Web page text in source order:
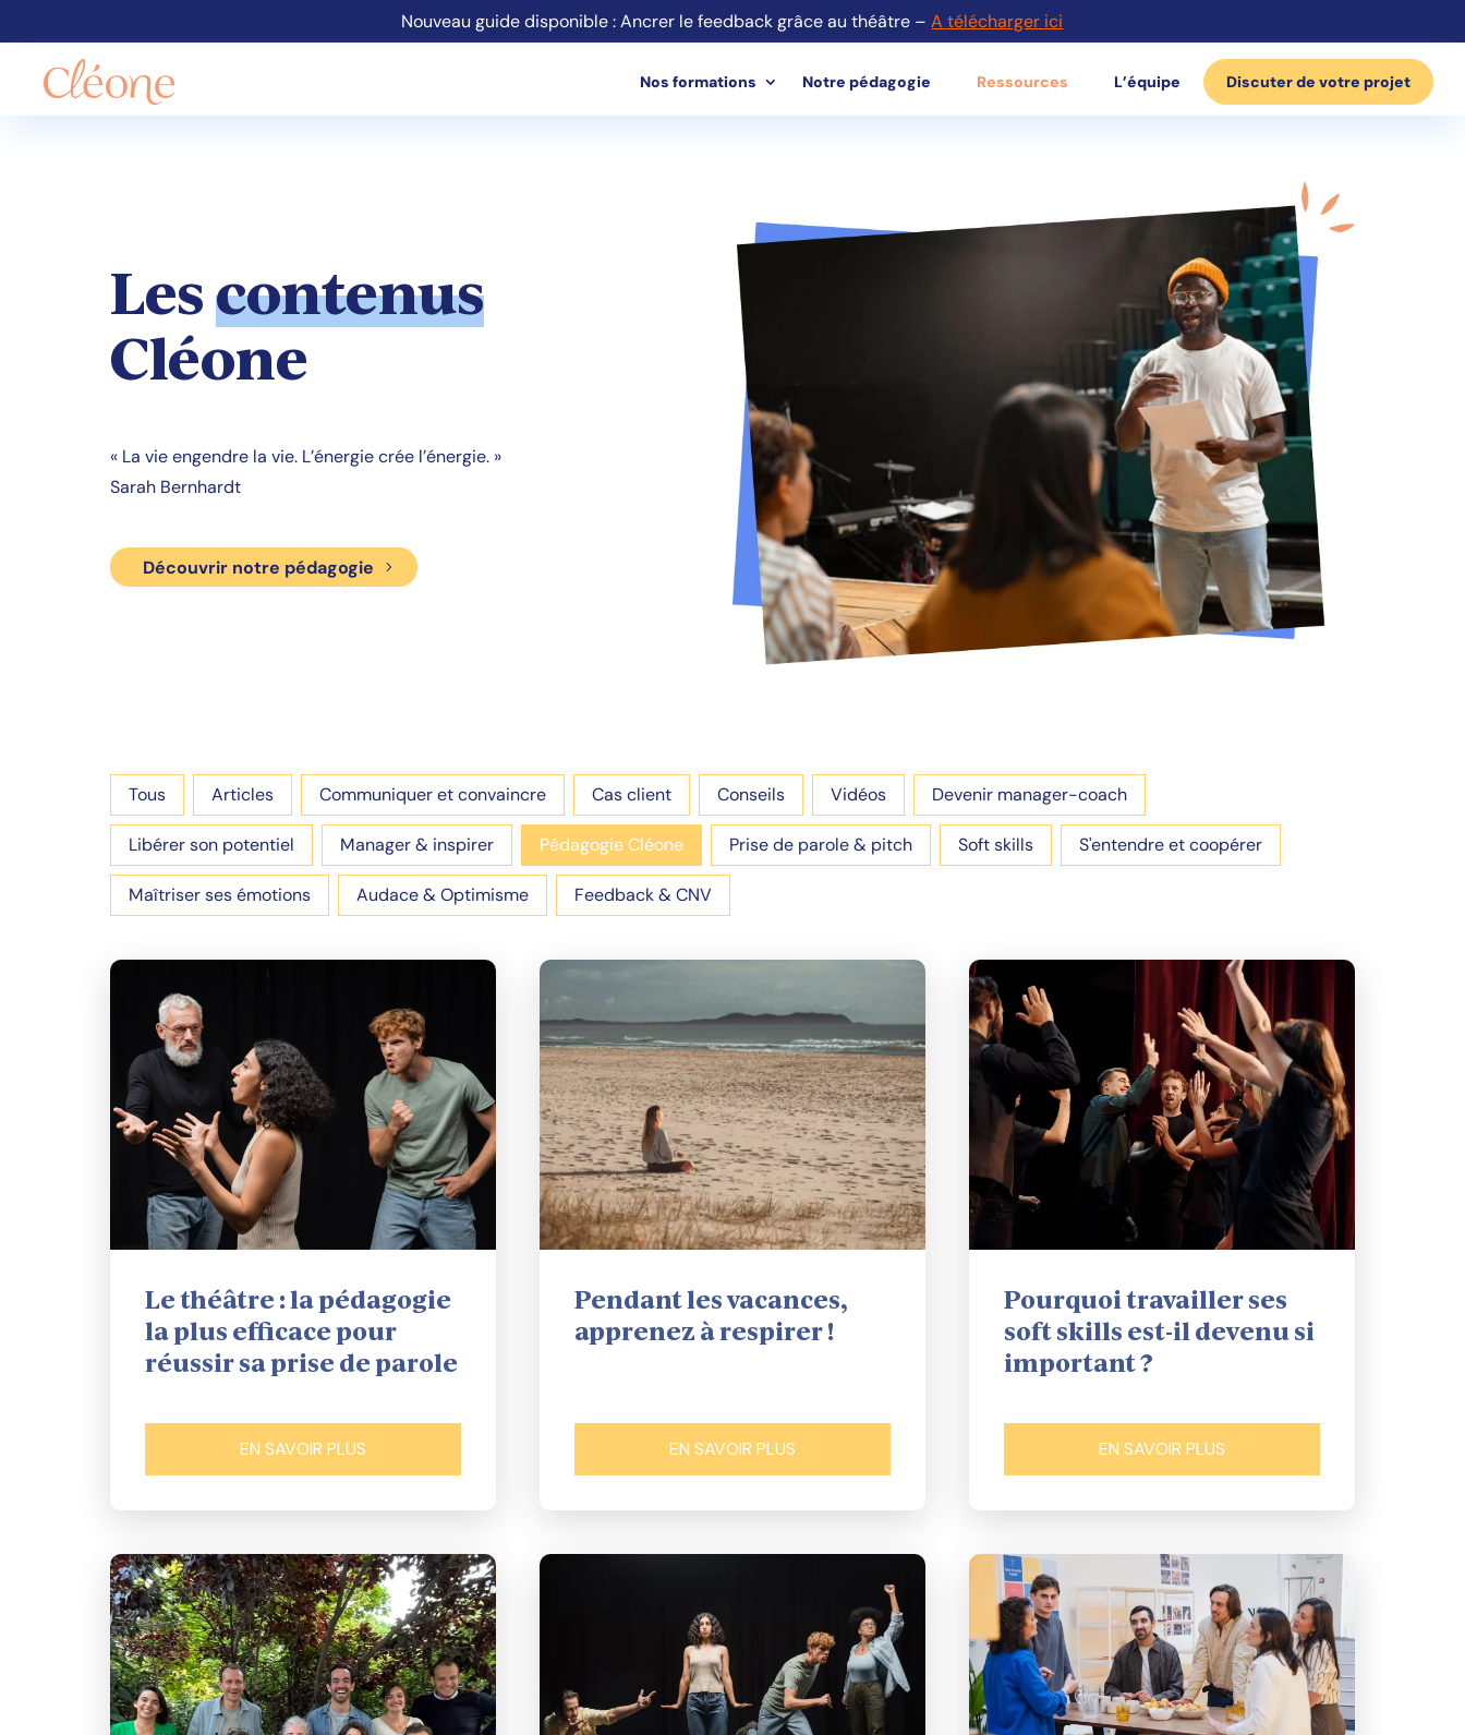
Nouveau guide disponible : Ancrer le feedback grâce au théâtre –A télécharger ici
Nos formations Notre pédagogie Ressources L’équipe Discuter de votre projet
Lescontenus
Cléone
« La vie engendre la vie. L’énergie crée l’énergie. »
Sarah Bernhardt
Découvrir notre pédagogie
Selection
Tous Articles Communiquer et convaincre Cas client Conseils Vidéos Devenir manager-coach
Libérer son potentiel Manager & inspirer Pédagogie Cléone Prise de parole & pitch Soft skills S'entendre et coopérer
Maîtriser ses émotions Audace & Optimisme Feedback & CNV
Le théâtre : la pédagogie
la plus efficace pour
réussir sa prise de parole
EN SAVOIR PLUS
Pendant les vacances,
apprenez à respirer !
EN SAVOIR PLUS
Pourquoi travailler ses
soft skills est-il devenu si
important ?
EN SAVOIR PLUS